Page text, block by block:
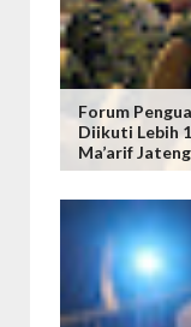
Forum
Diikuti Lebih
Ma’arif